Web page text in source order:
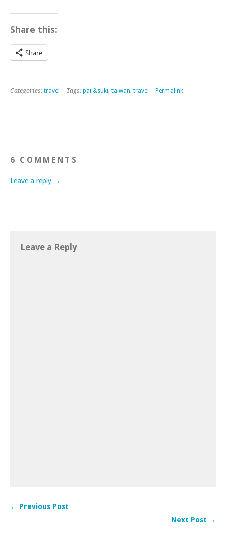
Share this:
Share
Categories: travel | Tags: pail&suki, taiwan, travel Permalink
6 COMMENTS
Leave a reply →
Leave a Reply
← Previous Post
Next Post →